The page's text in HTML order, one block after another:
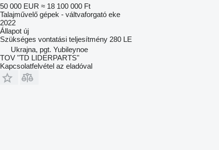
50 000 EUR ≈ 18 100 000 Ft
Talajművelő gépek - váltvaforgató eke
2022
Állapot új
Szükséges vontatási teljesítmény 280 LE
Ukrajna, pgt. Yubileynoe
TOV "TD LIDERPARTS"
Kapcsolatfelvétel az eladóval